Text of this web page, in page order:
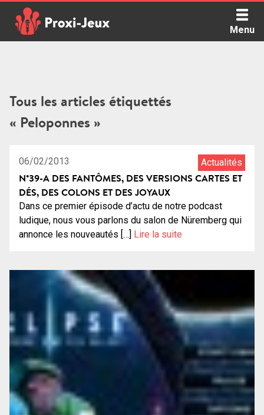
content
Menu
Tous les articles étiquettés
« Peloponnes »
06/02/2013 Actualités
N°39-A DES FANTÔMES, DES VERSIONS CARTES ET
DÉS, DES COLONS ET DES JOYAUX
Dans ce premier épisode d’actu de notre podcast
ludique, nous vous parlons du salon de Nüremberg qui
annonce les nouveautés […] Lire la suite